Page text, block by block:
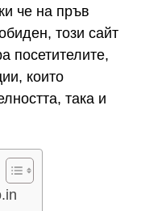
че на пръв
този сайт
посетителите,
които
така и